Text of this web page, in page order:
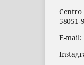
Centro
58051-
E-mail: